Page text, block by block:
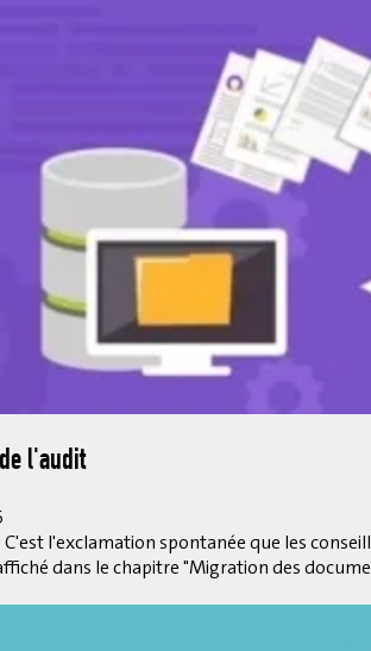
l'audit
C'est l'exclamation spontanée que les
dans le chapitre "Migration des